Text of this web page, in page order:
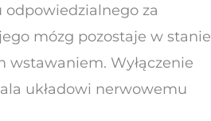
za
mózg pozostaje w stanie
Wyłączenie
układowi nerwowemu